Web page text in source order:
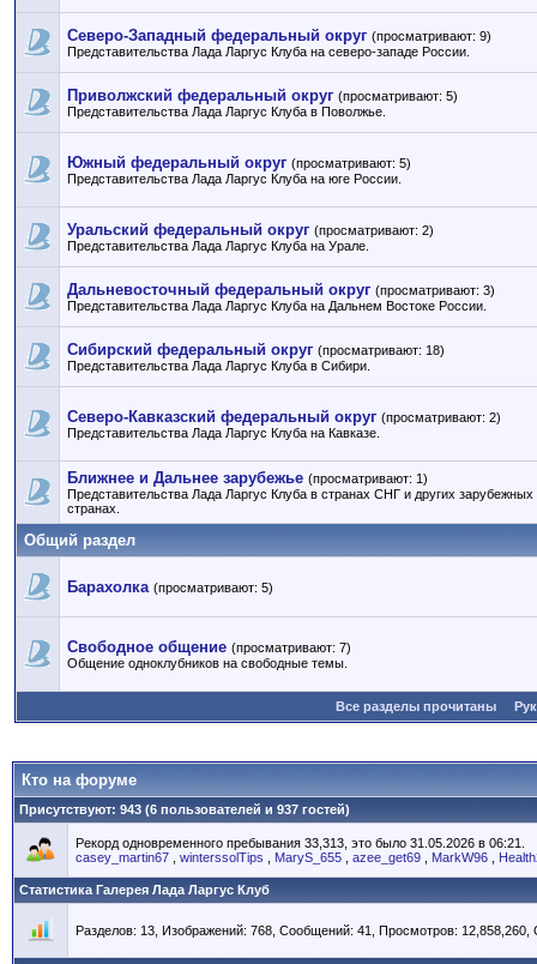
Северо-Западный федеральный округ (просматривают: 9)
Представительства Лада Ларгус Клуба на северо-западе России.
Приволжский федеральный округ (просматривают: 5)
Представительства Лада Ларгус Клуба в Поволжье.
Южный федеральный округ (просматривают: 5)
Представительства Лада Ларгус Клуба на юге России.
Уральский федеральный округ (просматривают: 2)
Представительства Лада Ларгус Клуба на Урале.
Дальневосточный федеральный округ (просматривают: 3)
Представительства Лада Ларгус Клуба на Дальнем Востоке России.
Сибирский федеральный округ (просматривают: 18)
Представительства Лада Ларгус Клуба в Сибири.
Северо-Кавказский федеральный округ (просматривают: 2)
Представительства Лада Ларгус Клуба на Кавказе.
Ближнее и Дальнее зарубежье (просматривают: 1)
Представительства Лада Ларгус Клуба в странах СНГ и других зарубежных
странах.
Общий раздел
Барахолка (просматривают: 5)
Свободное общение (просматривают: 7)
Общение одноклубников на свободные темы.
Все разделы прочитаны
Кто на форуме
Присутствуют: 943 (6 пользователей и 937 гостей)
Рекорд одновременного пребывания 33,313, это было 31.05.2026 в 06:21.
casey_martin67
winterssolTips MaryS_655 azee_get69 MarkW96
Статистика Галерея Лада Ларгус Клуб
Разделов: 13, Изображений: 768, Сообщений: 41, Просмотров: